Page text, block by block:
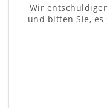
Wir
und bitten Sie,